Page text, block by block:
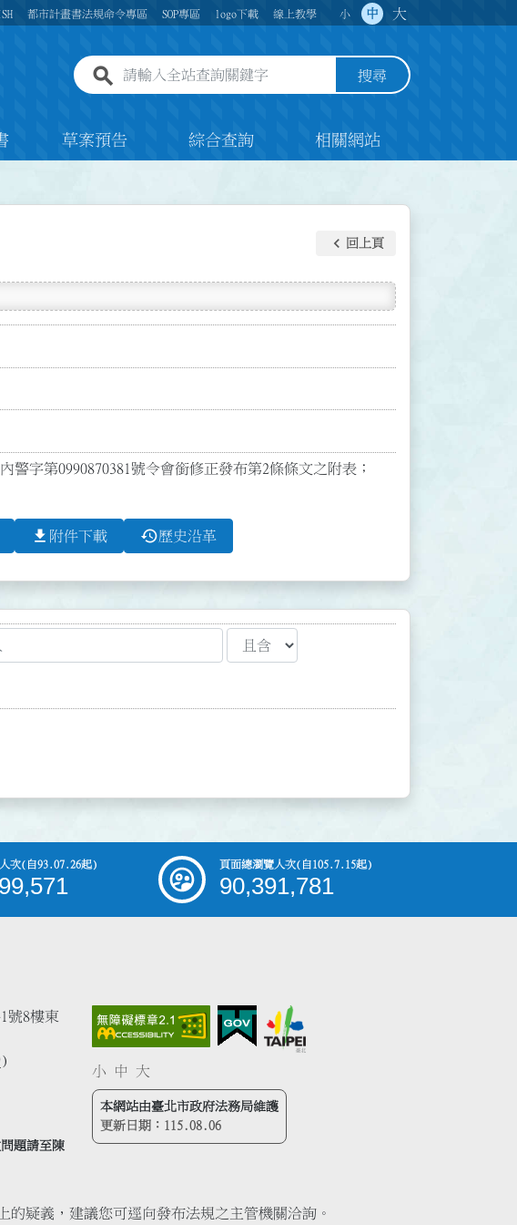
都市計畫書法規命令專區 SOP專區 logo下載 線上教學 小 中 大
全站查詢關鍵字欄位 搜尋
草案預告 綜合查詢 相關網站
keyboard_arrow_left 回上頁
警字第0990870381號令會銜修正發布第2條條文之附表；
file_download 附件下載 history歷史沿革
次(自93.07.26起) 頁面總瀏覽人次(自105.7.15起)
90,391,781
號8樓東
)
題請至陳
小 中 大
本網站由臺北市政府法務局維護
更新日期： 115.08.06
疑義，建議您可逕向發布法規之主管機關洽詢。